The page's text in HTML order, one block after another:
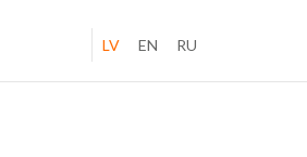
LV EN RU